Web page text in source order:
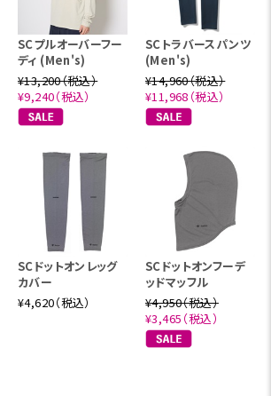
SCプルオーバーフー
ディ (Men's)
¥13,200（税込）
¥9,240（税込）
SCトラバースパンツ
(Men's)
¥14,960（税込）
¥11,968（税込）
SCドットオンレッグ
カバー
¥4,620（税込）
SCドットオンフーデ
ッドマッフル
¥4,950（税込）
¥3,465（税込）